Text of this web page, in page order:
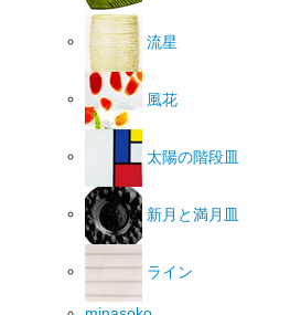
流星
風花
太陽の階段皿
新月と満月皿
ライン